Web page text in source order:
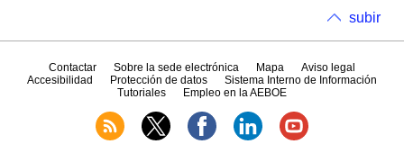
subir
Contactar Sobre la sede electrónica Mapa
Aviso legal
Accesibilidad
Protección de datos
Sistema Interno de Información
Tutoriales
Empleo en la AEBOE